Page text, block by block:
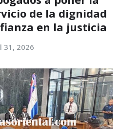
de la dignidad
en la justicia
31, 2026